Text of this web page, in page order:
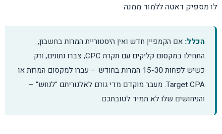
לו מספיק דאטה ללמוד ממנה.
הכלל: אם הקמפיין חדש ואין היסטוריית המרות בחשבון,
התחילו במקסום קליקים עם תקרת CPC, צברו נתונים, ורק
כשיש לפחות 15-30 המרות בחודש – עברו למקסום המרות או
Target CPA. מעבר מוקדם מדי גורם לאלגוריתם "לנחש" –
והניחושים שלו לא תמיד לטובתכם.